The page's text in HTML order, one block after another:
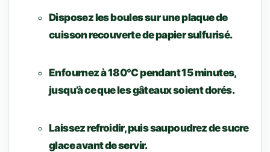
Disposez les boules sur une plaque de
cuisson recouverte de papier sulfurisé.
Enfournez à 180°C pendant 15 minutes,
jusqu’à ce que les gâteaux soient dorés.
Laissez refroidir, puis saupoudrez de sucre
glace avant de servir.